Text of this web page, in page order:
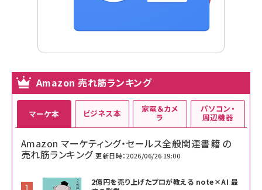
Amazon 売れ筋ランキング
マーケ本
Amazon マーケティング・セールス全般関連書籍 の
売れ筋ランキング 更新日時：2026/06/26 19:00
2億円を売り上げたプロが教える note×AI 最
ビジネス本 家電＆カメ
ラ
パソコン・
周辺機器